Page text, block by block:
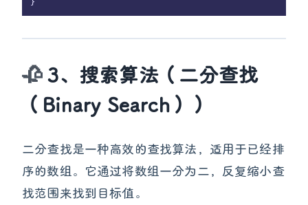
3、搜索算法（二分查找
（Binary Search））
二分查找是一种高效的查找算法，适用于已经排
序的数组。它通过将数组一分为二，反复缩小查
找范围来找到目标值。